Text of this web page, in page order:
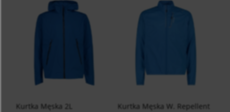
Kurtka Męska 2L
Kurtka Męska W. Repellent